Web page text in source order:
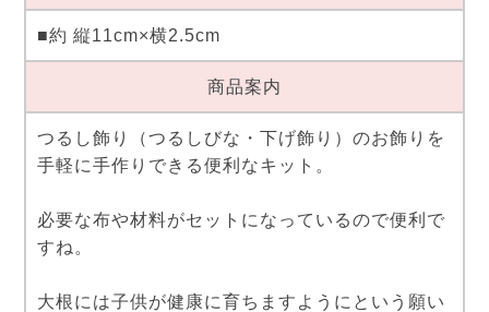
■約 縦11cm×横2.5cm
商品案内
つるし飾り（つるしびな・下げ飾り）のお飾りを
手軽に手作りできる便利なキット。
必要な布や材料がセットになっているので便利で
すね。
大根には子供が健康に育ちますようにという願い